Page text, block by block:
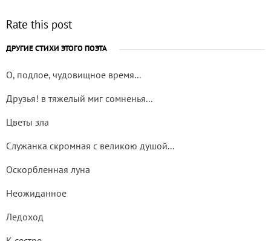
Rate this post
ДРУГИЕ СТИХИ ЭТОГО ПОЭТА
О, подлое, чудовищное время...
Друзья! в тяжелый миг сомненья...
Цветы зла
Служанка скромная с великою душой...
Оскорбленная луна
Неожиданное
Ледоход